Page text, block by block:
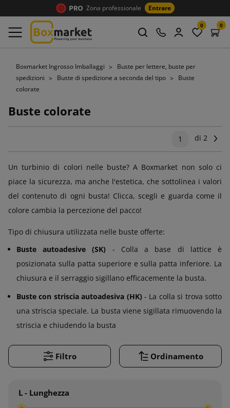
Zona professionale Entrare
0 0
Boxmarket Ingrosso Imballaggi
Buste per lettere, buste per
spedizioni
Buste di spedizione a seconda del tipo
Buste
colorate
Buste colorate
1 di 2
Un turbinio di colori nelle buste? A Boxmarket non solo ci
piace la sicurezza, ma anche l'estetica, che sottolinea i valori
del contenuto di ogni busta! Clicca, scegli e guarda come il
colore cambia la percezione del pacco!
Tipo di chiusura utilizzata nelle buste offerte:
Buste autoadesive (SK) - Colla a base di lattice è
posizionata sulla patta superiore e sulla patta inferiore. La
chiusura e il serraggio sigillano efficacemente la busta.
Buste con striscia autoadesiva (HK) - La colla si trova sotto
una striscia speciale. La busta viene sigillata rimuovendo la
striscia e chiudendo la busta
Filtro Ordinamento
L - Lunghezza